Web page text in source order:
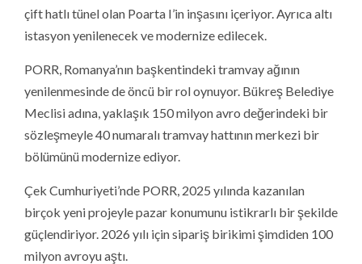
çift hatlı tünel olan Poarta I’in inşasını içeriyor. Ayrıca altı
istasyon yenilenecek ve modernize edilecek.
PORR, Romanya’nın başkentindeki tramvay ağının
yenilenmesinde de öncü bir rol oynuyor. Bükreş Belediye
Meclisi adına, yaklaşık 150 milyon avro değerindeki bir
sözleşmeyle 40 numaralı tramvay hattının merkezi bir
bölümünü modernize ediyor.
Çek Cumhuriyeti’nde PORR, 2025 yılında kazanılan
birçok yeni projeyle pazar konumunu istikrarlı bir şekilde
güçlendiriyor. 2026 yılı için sipariş birikimi şimdiden 100
milyon avroyu aştı.